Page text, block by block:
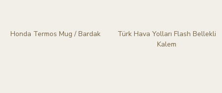
Honda Termos Mug / Bardak
Türk Hava Yolları Flash Bellekli
Kalem